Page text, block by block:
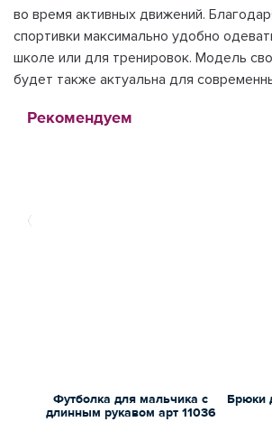
во время активных движений.
спортивки максимально удобно
школе или для тренировок. Модель
будет также актуальна для
Рекомендуем
Футболка для мальчика с
длинным рукавом арт 11036
Брюки